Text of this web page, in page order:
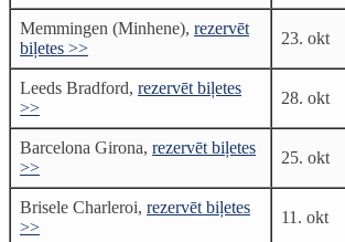
Memmingen (Minhene), rezervēt
biļetes >>
23. okt
Leeds Bradford, rezervēt biļetes
>>
28. okt
Barcelona Girona, rezervēt biļetes
>>
25. okt
Brisele Charleroi, rezervēt biļetes
>>
11. okt